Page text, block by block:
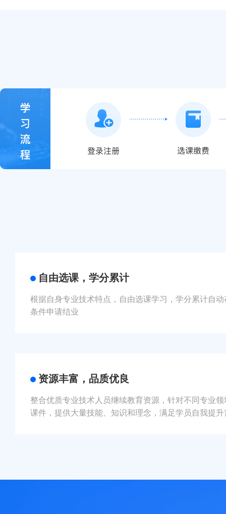
自由选课，学分累计
根据自身专业技术特点，自由选课学习，学分累计自
条件申请结业
资源丰富，品质优良
整合优质专业技术人员继续教育资源，针对不同专业
课件，提供大量技能、知识和理念，满足学员自我提升